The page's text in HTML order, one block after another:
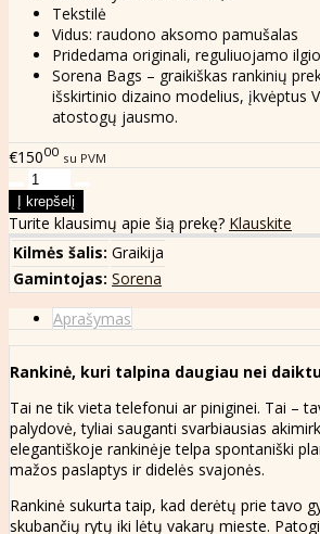
Tekstilė
Vidus: raudono aksomo pamušalas
Pridedama originali, reguliuojamo
Sorena Bags – graikiškas rankinių
išskirtinio dizaino modelius, įkvėptus
atostogų jausmo.
€15000 su PVM
Turite klausimų apie šią prekę? Klauskite
Kilmės šalis: Graikija
Gamintojas: Sorena
Aprašymas
Rankinė, kuri talpina daugiau nei
Tai ne tik vieta telefonui ar piniginei. Tai –
palydovė, tyliai sauganti svarbiausias
elegantiškoje rankinėje telpa spontaniški
mažos paslaptys ir didelės svajonės.
Rankinė sukurta taip, kad derėtų prie tavo
skubančių rytų iki lėtų vakarų mieste.